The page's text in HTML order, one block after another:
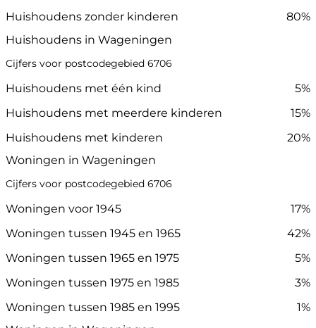
Huishoudens zonder kinderen
80%
Huishoudens in Wageningen
Cijfers voor postcodegebied 6706
Huishoudens met één kind
5%
Huishoudens met meerdere kinderen
15%
Huishoudens met kinderen
20%
Woningen in Wageningen
Cijfers voor postcodegebied 6706
Woningen voor 1945
17%
Woningen tussen 1945 en 1965
42%
Woningen tussen 1965 en 1975
5%
Woningen tussen 1975 en 1985
3%
Woningen tussen 1985 en 1995
1%